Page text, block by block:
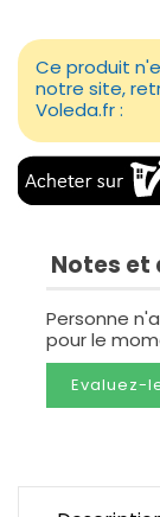
Ce produit
notre site,
Voleda.fr :
Notes et
Personne
pour le
Evaluez-